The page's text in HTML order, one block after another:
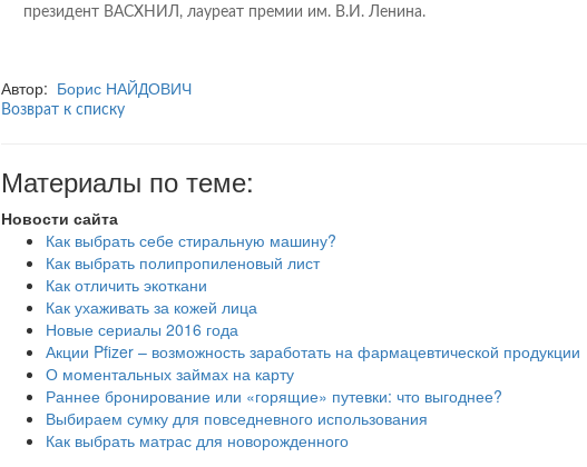
президент ВАСХНИЛ, лауреат премии им. В.И. Ленина.
Автор: Борис НАЙДОВИЧ
Возврат к списку
Материалы по теме:
Новости сайта
Как выбрать себе стиральную машину?
Как выбрать полипропиленовый лист
Как отличить экоткани
Как ухаживать за кожей лица
Новые сериалы 2016 года
Акции Pfizer – возможность заработать на фармацевтической продукции
О моментальных займах на карту
Раннее бронирование или «горящие» путевки: что выгоднее?
Выбираем сумку для повседневного использования
Как выбрать матрас для новорожденного